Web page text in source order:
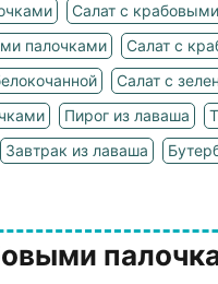
Салат с
палочками
Салат с
Салат с
Пирог из лаваша
Завтрак из лаваша